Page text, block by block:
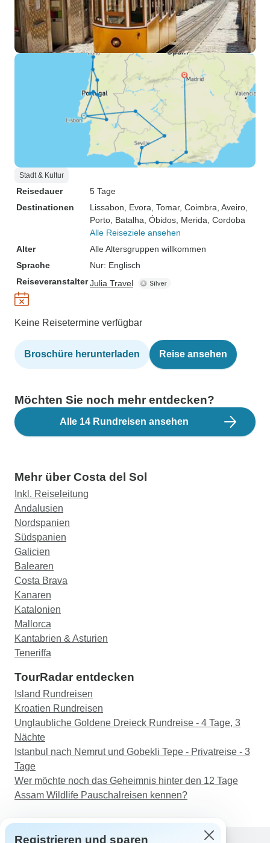
Stadt & Kultur
Reisedauer
5 Tage
Destinationen
Lissabon , Evora , Tomar, Coimbra , Aveiro
Porto , Batalha , Óbidos , Merida , Cordoba
Alle Reiseziele ansehen
Alter
Alle Altersgruppen willkommen
Sprache
Nur: Englisch
ReiseveranstalterJulia Travel
Keine Reisetermine verfügbar
Broschüre herunterladen Reise ansehen
Möchten Sie noch mehr entdecken?
Alle 14 Rundreisen ansehen
Mehr über Costa del Sol
Inkl. Reiseleitung
Andalusien
Nordspanien
Südspanien
Galicien
Balearen
Costa Brava
Kanaren
Katalonien
Mallorca
Kantabrien & Asturien
Teneriffa
TourRadar entdecken
Island Rundreisen
Kroatien Rundreisen
Unglaubliche Goldene Dreieck Rundreise - 4 Tage, 3
Nächte
Istanbul nach Nemrut und Gobekli Tepe - Privatreise - 3
Tage
Wer möchte noch das Geheimnis hinter den 12 Tage
Assam Wildlife Pauschalreisen kennen?
Registrieren und sparen